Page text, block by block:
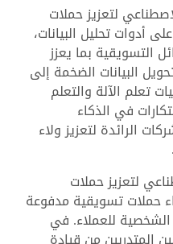
لتعزيز حملات
أدوات تحليل البيانات،
التسويقية بما يعزز
البيانات الضخمة إلى
تعلم الآلة والتعلم
في الذكاء
الرائدة لتعزيز ولاء
لتعزيز حملات
حملات تسويقية مدفوعة
الشخصية للعملاء. في